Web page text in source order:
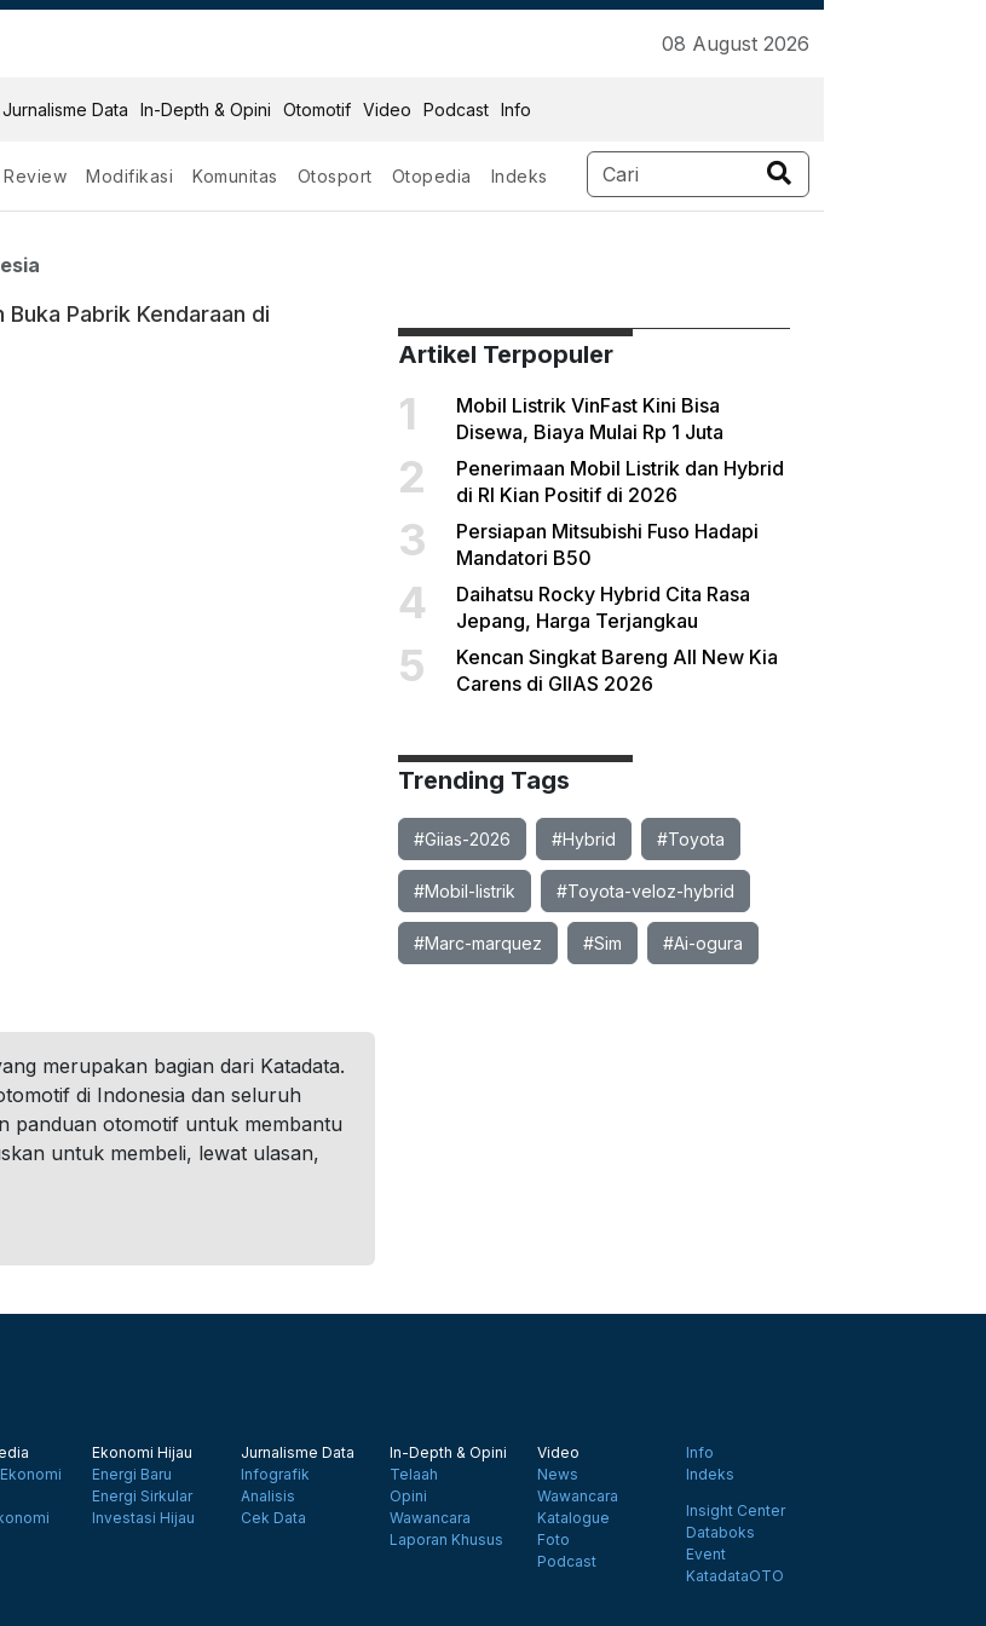
08 August 2026
Jurnalisme Data In-Depth & Opini Otomotif Video Podcast Info
Review Modifikasi Komunitas Otosport Otopedia Indeks
Di Indonesia
Buka Pabrik Kendaraan di
Artikel Terpopuler
1
Mobil Listrik VinFast Kini Bisa
Disewa, Biaya Mulai Rp 1 Juta
2
Penerimaan Mobil Listrik dan Hybrid
di RI Kian Positif di 2026
3
Persiapan Mitsubishi Fuso Hadapi
Mandatori B50
4
Daihatsu Rocky Hybrid Cita Rasa
Jepang, Harga Terjangkau
5
Kencan Singkat Bareng All New Kia
Carens di GIIAS 2026
Trending Tags
#Giias-2026 #Hybrid #Toyota
#Mobil-listrik #Toyota-veloz-hybrid
#Marc-marquez #Sim #Ai-ogura
merupakan bagian dari Katadata.
di Indonesia dan seluruh
panduan otomotif untuk membantu
untuk membeli, lewat ulasan,
Ekonomi Hijau
Energi Baru
Energi Sirkular
Investasi Hijau
Jurnalisme Data
Infografik
Analisis
Cek Data
In-Depth & Opini
Telaah
Opini
Wawancara
Laporan Khusus
Video
News
Wawancara
Katalogue
Foto
Podcast
Info
Indeks
Insight Center
Databoks
Event
KatadataOTO